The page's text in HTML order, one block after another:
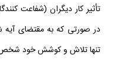
تأثير كار ديگران (شفاعت
در صورتى كه به مقتضاى آيه
تنها تلاش و كوشش خود شخص